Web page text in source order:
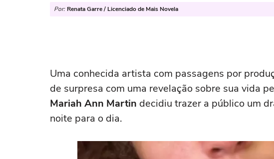
Por: Renata Garre / Licenciado de Mais Novela
Uma conhecida artista com passagens por
de surpresa com uma revelação sobre sua vida
Mariah Ann Martin decidiu trazer a público um
noite para o dia.